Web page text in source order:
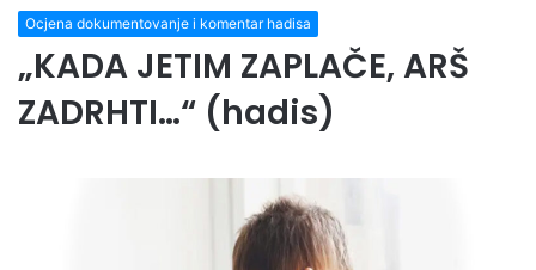
Ocjena dokumentovanje i komentar hadisa
„KADA JETIM ZAPLAČE, ARŠ
ZADRHTI…“ (hadis)